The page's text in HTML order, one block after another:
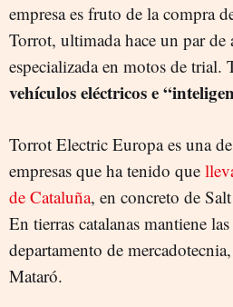
empresa es fruto de la compra
Torrot, ultimada hace un par de
especializada en motos de trial.
vehículos eléctricos e
Torrot Electric Europa es una
empresas que ha tenido que
de Cataluña, en concreto de
En tierras catalanas mantiene
departamento de
Mataró.